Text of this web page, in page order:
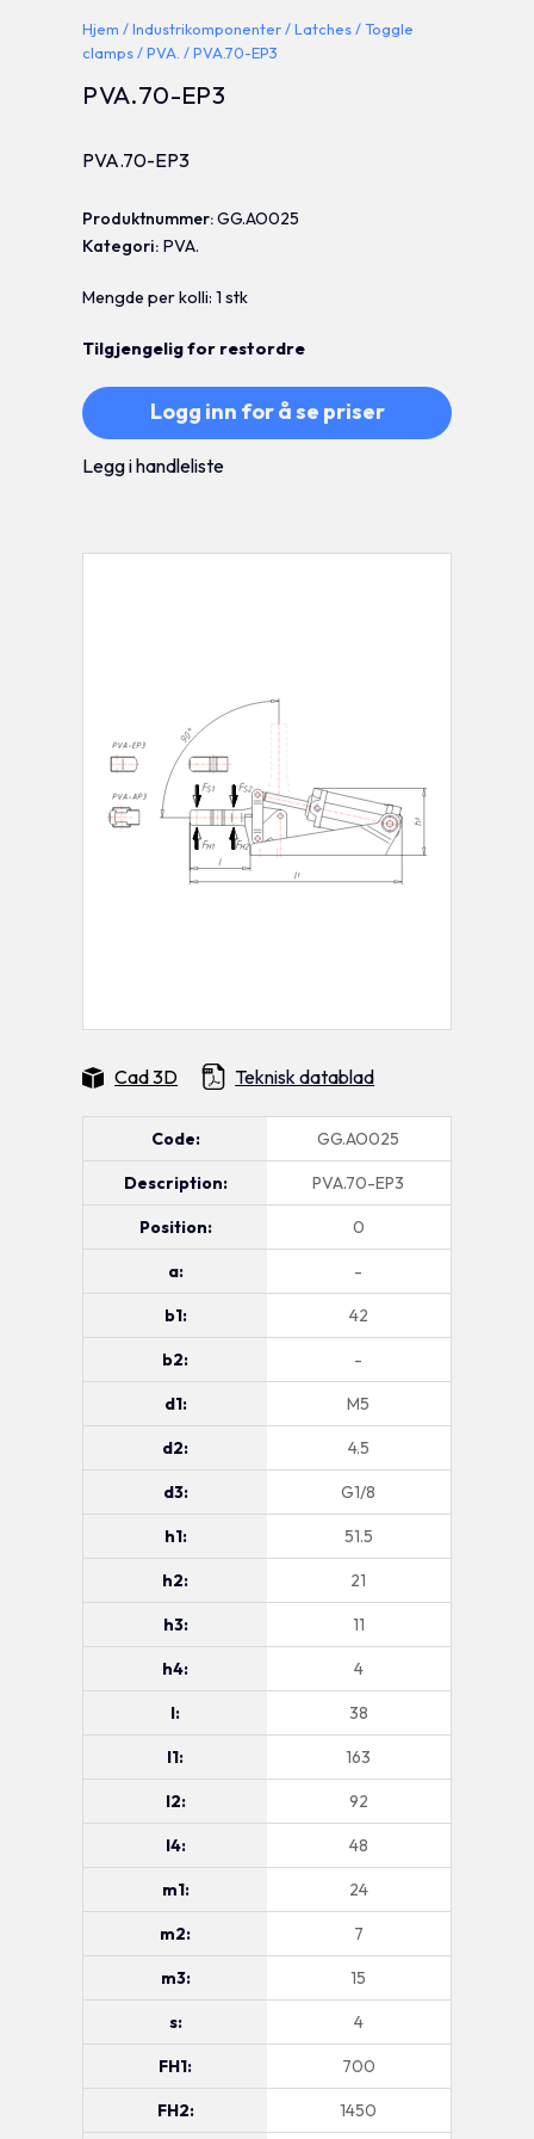
Hjem /Industrikomponenter/Latches/Toggle
clamps/PVA. / PVA.70-EP3
PVA.70-EP3
PVA.70-EP3
Produktnummer:GG.AO025
Kategori:PVA.
Mengde per kolli: 1 stk
Tilgjengelig for restordre
Logg inn for å se priser
Legg i handleliste
Code: GG.AO025
Description: PVA.70-EP3
Position: 0
a: -
b1: 42
b2: -
d1: M5
d2: 4.5
d3: G1/8
h1: 51.5
h2: 21
h3: 11
h4: 4
l: 38
l1: 163
l2: 92
l4: 48
m1: 24
m2: 7
m3: 15
s: 4
FH1: 700
FH2: 1450
Cad 3D Teknisk datablad